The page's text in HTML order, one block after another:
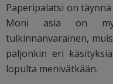
Paperipalatsi on
Moni asia on
tulkinnanvarainen,
paljonkin eri
lopulta menivätkään.